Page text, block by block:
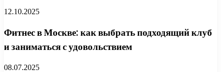
12.10.2025
Фитнес в Москве: как выбрать подходящий клуб
и заниматься с удовольствием
08.07.2025